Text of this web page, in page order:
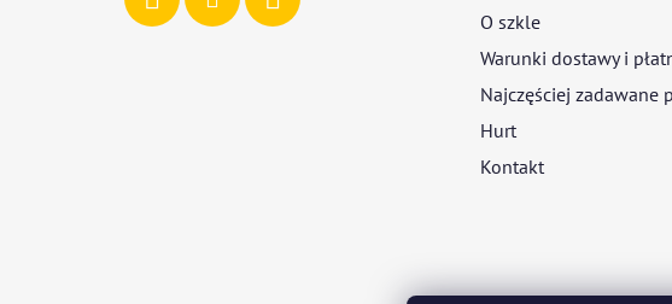
O szkle
Warunki dostawy i
Najczęściej zadawane
Hurt
Kontakt